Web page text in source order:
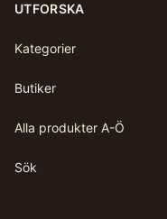
UTFORSKA
Kategorier
Butiker
Alla produkter A-Ö
Sök